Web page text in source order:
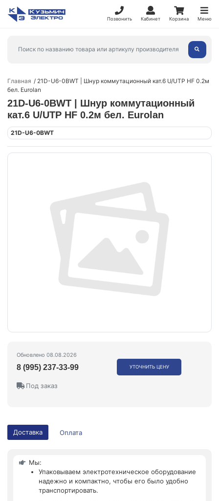
Позвонить Кабинет Корзина Меню
Главная
21D-U6-0BWT | Шнур коммутационный кат.6 U/UTP HF 0.2м
бел. Eurolan
21D-U6-0BWT | Шнур коммутационный
кат.6 U/UTP HF 0.2м бел. Eurolan
21D-U6-0BWT
Обновлено 08.08.2026
8 (995) 237-33-99 УТОЧНИТЬ ЦЕНУ
Под заказ
Доставка Оплата
Мы:
Упаковываем электротехническое оборудование
надежно и компактно, чтобы его было удобно
транспортировать.